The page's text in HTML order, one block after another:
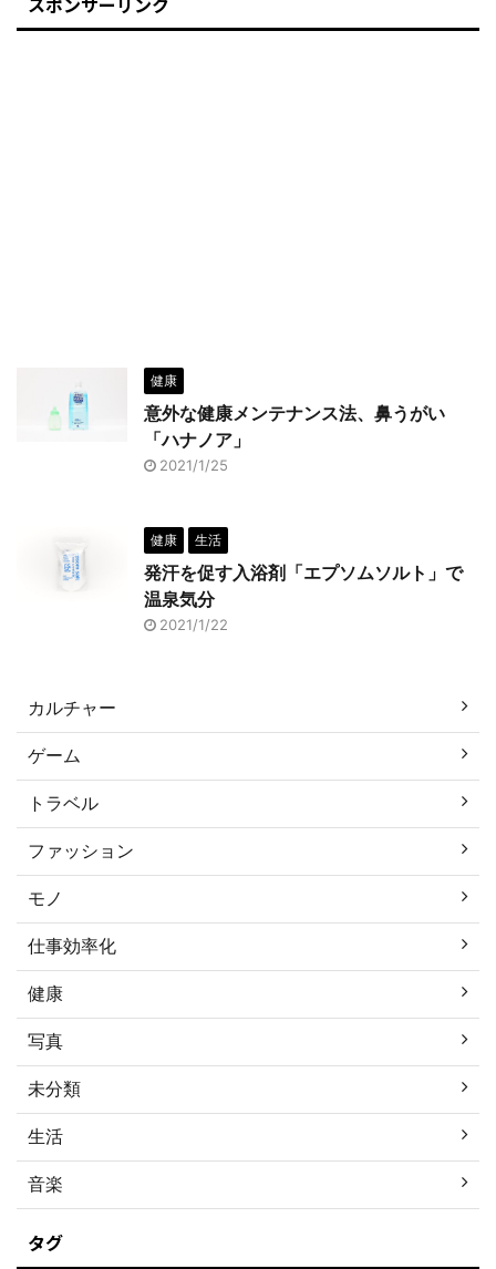
健康
意外な健康メンテナンス法、鼻うがい
「ハナノア」
2021/1/25
健康 生活
発汗を促す入浴剤「エプソムソルト」で
温泉気分
2021/1/22
カルチャー
ゲーム
トラベル
ファッション
モノ
仕事効率化
健康
写真
未分類
生活
音楽
タグ